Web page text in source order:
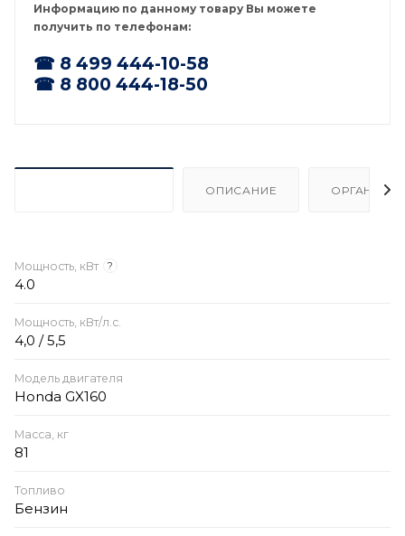
Информацию по данному товару Вы можете
получить по телефонам:
☎ 8 499 444-10-58
☎ 8 800 444-18-50
ОПИСАНИЕ
Мощность, кВт ?
4.0
Мощность, кВт/л.с.
4,0 / 5,5
Модель двигателя
Honda GX160
Масса, кг
81
Топливо
Бензин